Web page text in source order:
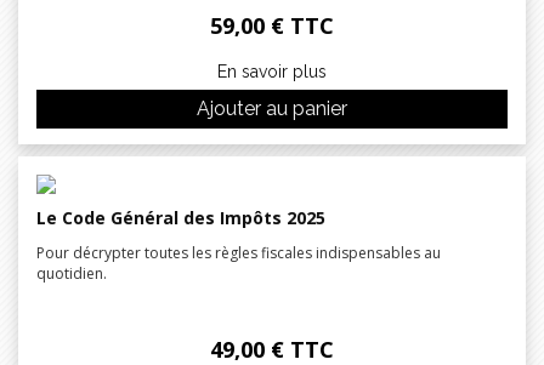
59,00 € TTC
En savoir plus
Ajouter au panier
Le Code Général des Impôts 2025
Pour décrypter toutes les règles fiscales indispensables au
quotidien.
49,00 € TTC